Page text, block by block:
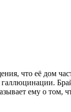
что её дом
ему о